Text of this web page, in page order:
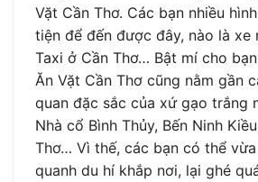
Vặt Cần Thơ. Các bạn nhiều
tiện để đến được đây, nào là xe
Taxi ở Cần Thơ… Bật mí cho
Ăn Vặt Cần Thơ cũng nằm gần
quan đặc sắc của xứ gạo trắng
Nhà cổ Bình Thủy, Bến Ninh
Thơ… Vì thế, các bạn có thể
quanh du hí khắp nơi, lại ghé